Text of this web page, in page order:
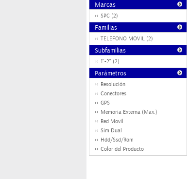
Marcas
SPC (2)
Familias
TELEFONO MOVIL (2)
Subfamilias
1"-2" (2)
Parámetros
Resolución
Conectores
GPS
Memoria Externa (Max.)
Red Movil
Sim Dual
Hdd/Ssd/Rom
Color del Producto